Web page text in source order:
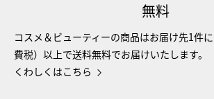
無料
コスメ＆ビューティーの商品はお届け先1件
費税）以上で送料無料でお届けいたします。
くわしくはこちら